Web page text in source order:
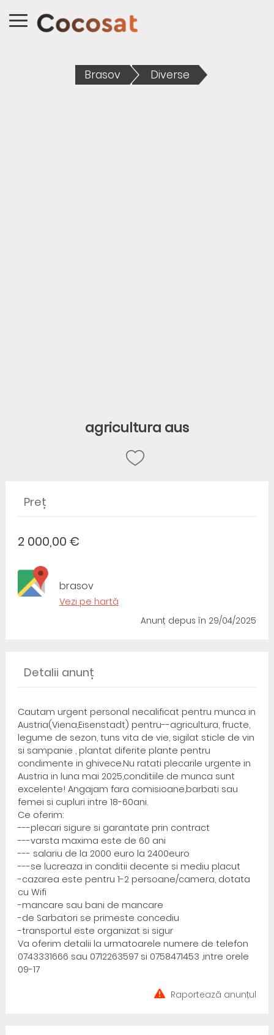
Brasov Diverse
agricultura aus
Preț
2 000,00 €
brasov
Vezi pe hartă
Anunț depusîn 29/04/2025
Detalii anunț
Cautam urgent personal necalificat pentru munca in
Austria(Viena,Eisenstadt) pentru--agricultura, fructe,
legume de sezon, tuns vita de vie, sigilat sticle de vin
si sampanie , plantat diferite plante pentru
condimente in ghivece.Nu ratati plecarile urgente in
Austria in luna mai 2025,conditiile de munca sunt
excelente! Angajam fara comisioane,barbati sau
femei si cupluri intre 18-60ani.
Ce oferim:
---plecari sigure si garantate prin contract
---varsta maxima este de 60 ani
--- salariu de la 2000 euro la 2400euro
---se lucreaza in conditii decente si mediu placut
-cazarea este pentru 1-2 persoane/camera, dotata
cu Wifi
-mancare sau bani de mancare
-de Sarbatori se primeste concediu
-transportul este organizat si sigur
Va oferim detalii la urmatoarele numere de telefon
0743331666 sau 0712263597 si 0758471453 ,intre orele
09-17
Raportează anunțul